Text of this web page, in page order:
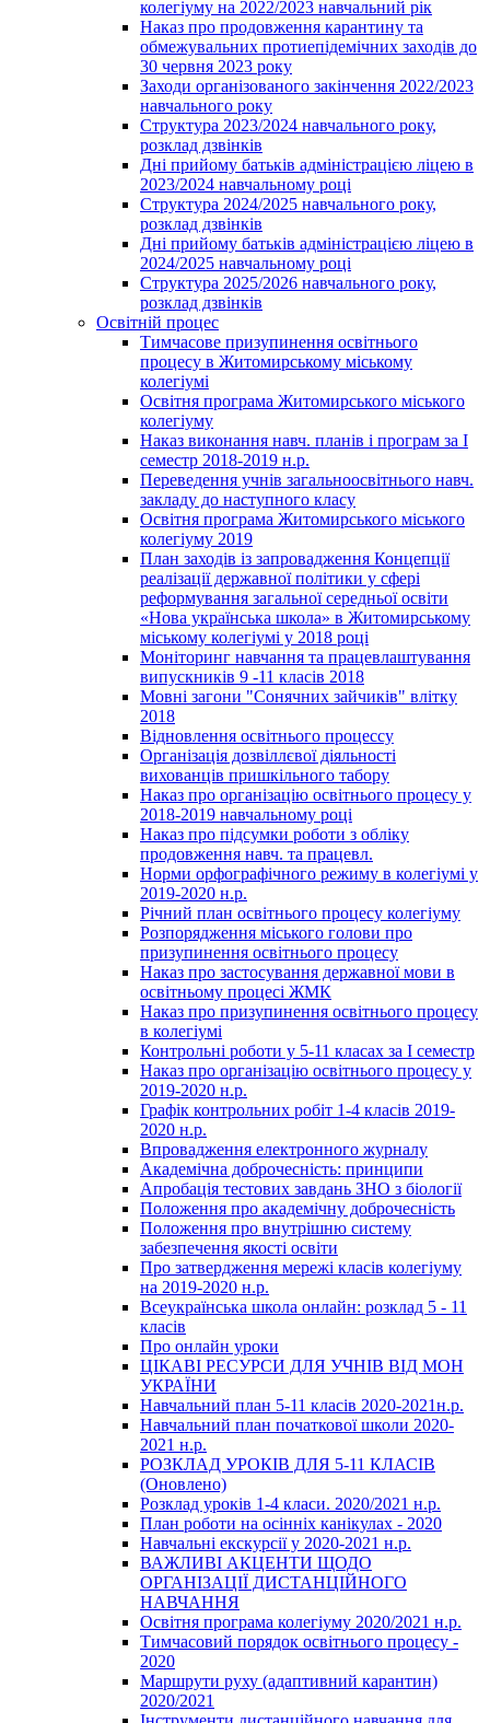
колегіуму на 2022/2023 навчальний рік
Наказ про продовження карантину та
обмежувальних протиепідемічних заходів до
30 червня 2023 року
Заходи організованого закінчення 2022/2023
навчального року
Структура 2023/2024 навчального року,
розклад дзвінків
Дні прийому батьків адміністрацією ліцею в
2023/2024 навчальному році
Структура 2024/2025 навчального року,
розклад дзвінків
Дні прийому батьків адміністрацією ліцею в
2024/2025 навчальному році
Структура 2025/2026 навчального року,
розклад дзвінків
Освітній процес
Тимчасове призупинення освітнього
процесу в Житомирському міському
колегіумі
Освітня програма Житомирського міського
колегіуму
Наказ виконання навч. планів і програм за І
семестр 2018-2019 н.р.
Переведення учнів загальноосвітнього навч.
закладу до наступного класу
Освітня програма Житомирського міського
колегіуму 2019
План заходів із запровадження Концепції
реалізації державної політики у сфері
реформування загальної середньої освіти
«Нова українська школа» в Житомирському
міському колегіумі у 2018 році
Моніторинг навчання та працевлаштування
випускників 9 -11 класів 2018
Мовні загони "Сонячних зайчиків" влітку
2018
Відновлення освітнього процессу
Організація дозвіллєвої діяльності
вихованців пришкільного табору
Наказ про організацію освітнього процесу у
2018-2019 навчальному році
Наказ про підсумки роботи з обліку
продовження навч. та працевл.
Норми орфографічного режиму в колегіумі у
2019-2020 н.р.
Річний план освітнього процесу колегіуму
Розпорядження міського голови про
призупинення освітнього процесу
Наказ про застосування державної мови в
освітньому процесі ЖМК
Наказ про призупинення освітнього процесу
в колегіумі
Контрольні роботи у 5-11 класах за І семестр
Наказ про організацію освітнього процесу у
2019-2020 н.р.
Графік контрольних робіт 1-4 класів 2019-
2020 н.р.
Впровадження електронного журналу
Академічна доброчесність: принципи
Апробація тестових завдань ЗНО з біології
Положення про академічну доброчесність
Положення про внутрішню систему
забезпечення якості освіти
Про затвердження мережі класів колегіуму
на 2019-2020 н.р.
Всеукраїнська школа онлайн: розклад 5 - 11
класів
Про онлайн уроки
ЦІКАВІ РЕСУРСИ ДЛЯ УЧНІВ ВІД МОН
УКРАЇНИ
Навчальний план 5-11 класів 2020-2021н.р.
Навчальний план початкової школи 2020-
2021 н.р.
РОЗКЛАД УРОКІВ ДЛЯ 5-11 КЛАСІВ
(Оновлено)
Розклад уроків 1-4 класи. 2020/2021 н.р.
План роботи на осінніх канікулах - 2020
Навчальні екскурсії у 2020-2021 н.р.
ВАЖЛИВІ АКЦЕНТИ ЩОДО
ОРГАНІЗАЦІЇ ДИСТАНЦІЙНОГО
НАВЧАННЯ
Освітня програма колегіуму 2020/2021 н.р.
Тимчасовий порядок освітнього процесу -
2020
Маршрути руху (адаптивний карантин)
2020/2021